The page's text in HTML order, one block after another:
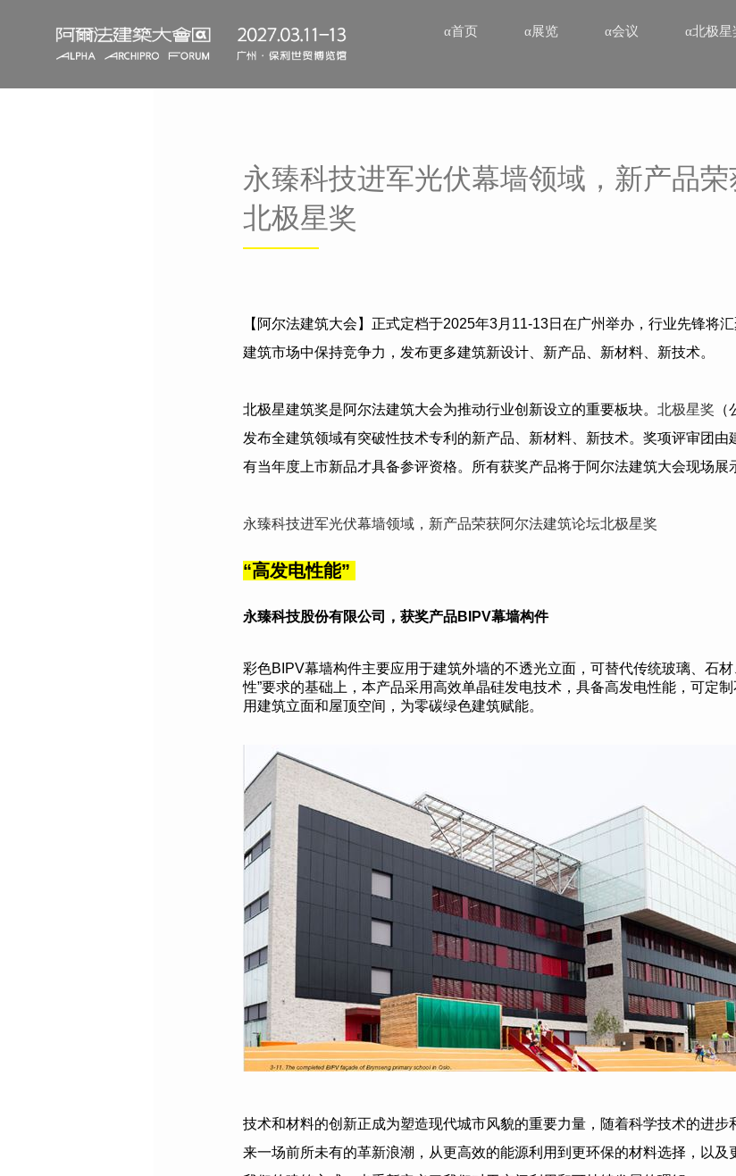
α首页 α展览 α会议 α北极星
永臻科技进军光伏幕墙领域，新产品
北极星奖
【阿尔法建筑大会】正式定档于2025年3月 11-13日在广州举办，行业先锋将
建筑市场中保持竞争力，发布更多建筑新设计、新产品、新材料、新技术。
北极星建筑奖是阿尔法建筑大会为推动行业创新设立的重要板块。 北极星奖
发布全建筑领域有突破性技术专利的新产品、新材料、新技术。奖项评审团由
有当年度上市新品才具备参评资格。所有获奖产品将于阿尔法建筑大会现场展
永臻科技进军光伏幕墙领域，新产品荣获阿尔法建筑论坛北极星奖
“高发电性能”
永臻科技股份有限公司 ，获奖产品BIPV幕墙构件
彩色BIPV幕墙构件主要应用于建筑外墙的不透光立面，可替代传统玻璃、石
性”要求的基础上，本产品采用高效单晶硅发电技术，具备高发电性能，可定
用建筑立面和屋顶空间，为零碳绿色建筑赋能。
技术和材料的创新正成为塑造现代城市风貌的重要力量，随着科学技术的进步
来一场前所未有的革新浪潮，从更高效的能源利用到更环保的材料选择，以及